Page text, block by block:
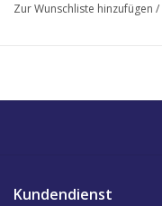
Zur Wunschliste hinzufügen /
Kundendienst